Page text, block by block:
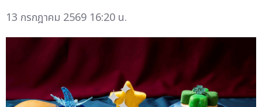
13 กรกฎาคม 2569 16:20 น.